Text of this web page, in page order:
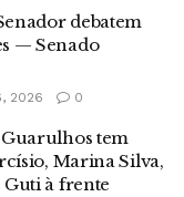
debatem
— Senado
2026 0
tem
Marina Silva,
Guti à frente